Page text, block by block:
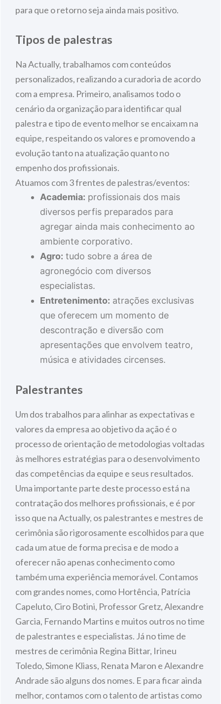
para que o retorno seja ainda mais positivo.
Tipos de palestras
Na Actually, trabalhamos com conteúdos
personalizados, realizando a curadoria de acordo
com a empresa. Primeiro, analisamos todo o
cenário da organização para identificar qual
palestra e tipo de evento melhor se encaixam na
equipe, respeitando os valores e promovendo a
evolução tanto na atualização quanto no
empenho dos profissionais.
Atuamos com 3 frentes de palestras/eventos:
Academia: profissionais dos mais
diversos perfis preparados para
agregar ainda mais conhecimento ao
ambiente corporativo.
Agro: tudo sobre a área de
agronegócio com diversos
especialistas.
Entretenimento: atrações exclusivas
que oferecem um momento de
descontração e diversão com
apresentações que envolvem teatro,
música e atividades circenses.
Palestrantes
Um dos trabalhos para alinhar as expectativas e
valores da empresa ao objetivo da ação é o
processo de orientação de metodologias voltadas
às melhores estratégias para o desenvolvimento
das competências da equipe e seus resultados.
Uma importante parte deste processo está na
contratação dos melhores profissionais, e é por
isso que na Actually, os palestrantes e mestres de
cerimônia são rigorosamente escolhidos para que
cada um atue de forma precisa e de modo a
oferecer não apenas conhecimento como
também uma experiência memorável. Contamos
com grandes nomes, como Hortência, Patrícia
Capeluto, Ciro Botini, Professor Gretz, Alexandre
Garcia, Fernando Martins e muitos outros no time
de palestrantes e especialistas. Já no time de
mestres de cerimônia Regina Bittar, Irineu
Toledo, Simone Kliass, Renata Maron e Alexandre
Andrade são alguns dos nomes. E para ficar ainda
melhor, contamos com o talento de artistas como